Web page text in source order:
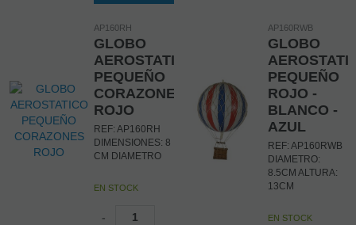
AP160RH
GLOBO
AEROSTATICO
PEQUEÑO
CORAZONES
ROJO
REF: AP160RH
DIMENSIONES: 8
CM DIAMETRO
EN STOCK
-
AP160RWB
GLOBO
PEQUEÑO
ROJO -
BLANCO -
AZUL
REF: AP160RWB
DIAMETRO:
8.5CM ALTURA:
13CM
EN STOCK